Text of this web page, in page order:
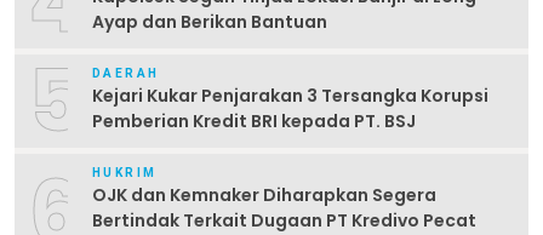
Ayap dan Berikan Bantuan
5 DAERAH
Kejari Kukar Penjarakan 3 Tersangka Korupsi
Pemberian Kredit BRI kepada PT. BSJ
HUKRIM
OJK dan Kemnaker Diharapkan Segera
Bertindak Terkait Dugaan PT Kredivo Pecat